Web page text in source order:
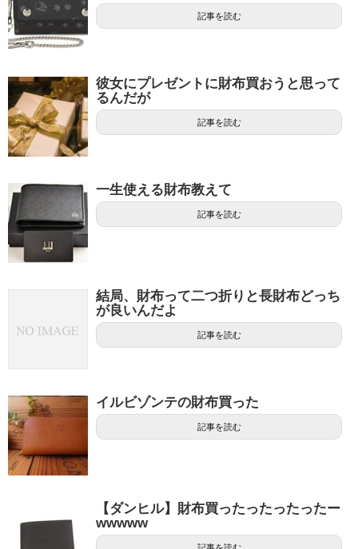
記事を読む
彼女にプレゼントに財布買おうと思って
るんだが
記事を読む
一生使える財布教えて
記事を読む
結局、財布って二つ折りと長財布どっち
が良いんだよ
記事を読む
イルビゾンテの財布買った
記事を読む
【ダンヒル】財布買ったったったったー
wwwww
記事を読む